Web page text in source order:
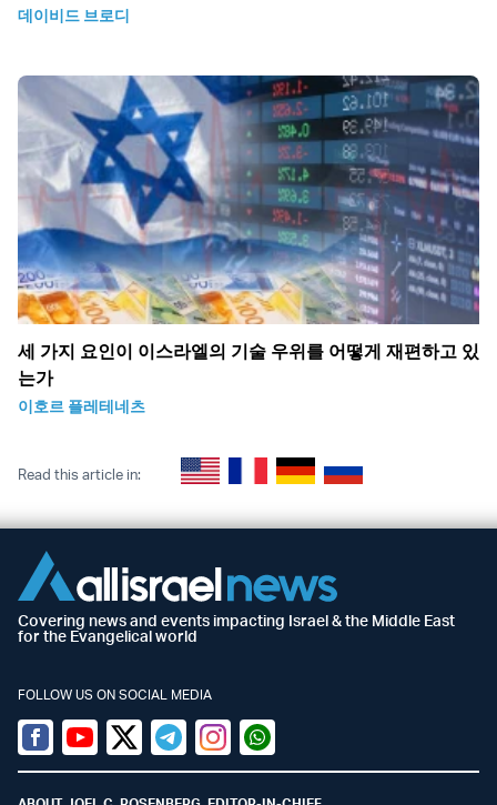
데이비드 브로디
세 가지 요인이 이스라엘의 기술 우위를 어떻게 재편하고 있
는가
이호르 플레테네츠
Read this article in:
Covering news and events impacting Israel & the Middle East
for the Evangelical world
FOLLOW US ON SOCIAL MEDIA
Facebook
YoutubeTwitter (X)
TelegramInstagramWhatsapp